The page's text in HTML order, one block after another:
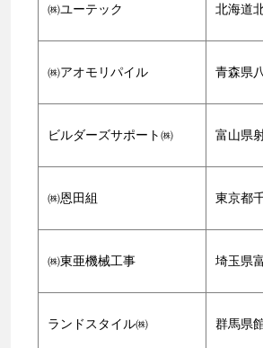
㈱ユーテック 北海道
㈱アオモリパイル 青森県
ビルダーズサポート㈱ 富山県
㈱恩田組 東京都
㈱東亜機械工事 埼玉県
ランドスタイル㈱ 群馬県